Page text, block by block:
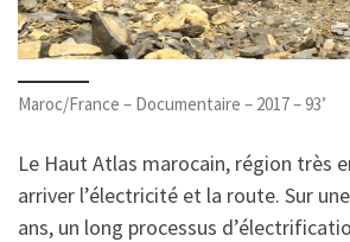
Maroc/France – Documentaire – 2017 – 93’
Le Haut Atlas marocain, région très
arriver l’électricité et la route. Sur
ans, un long processus